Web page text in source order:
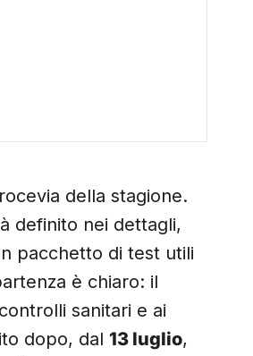
della stagione.
definito nei dettagli,
pacchetto di test utili
è chiaro: il
sanitari e ai
dopo, dal 13 luglio,